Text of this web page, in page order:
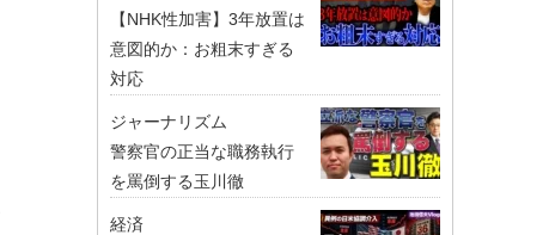
【NHK性加害】3年放置は
意図的か：お粗末すぎる
対応
ジャーナリズム
警察官の正当な職務執行
を罵倒する玉川徹
経済